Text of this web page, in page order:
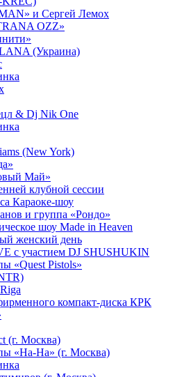
и Сергей Лемох
OZZ»
(Украина)
& Dj Nik One
(New York)
Май»
клубной сессии
Караоке-шоу
и группа «Рондо»
шоу Made in Heaven
женский день
с участием DJ SHUSHUKIN
«Quest Pistols»
компакт-диска КРК
(г. Москва)
«На-На» (г. Москва)